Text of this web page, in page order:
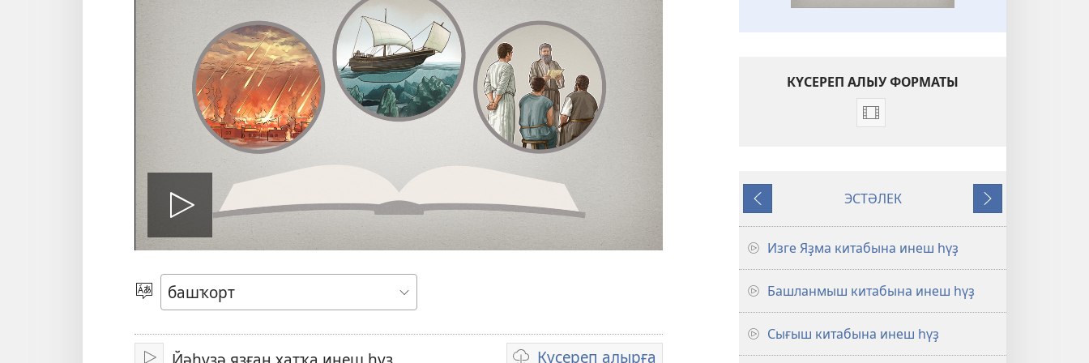
Уйнатыу
Телде
һайлағыҙ
Күсереп алырға
КҮСЕРЕП АЛЫУ ФОРМАТЫ
Видеояҙмаларҙы
Изге
китаптарына
инеш
(видеояҙмалар)
Артҡа
ЭСТӘЛЕК
Алға
Изге Яҙма китабына инеш һүҙ
Башланмыш китабына инеш һүҙ
Сығыш китабына инеш һүҙ